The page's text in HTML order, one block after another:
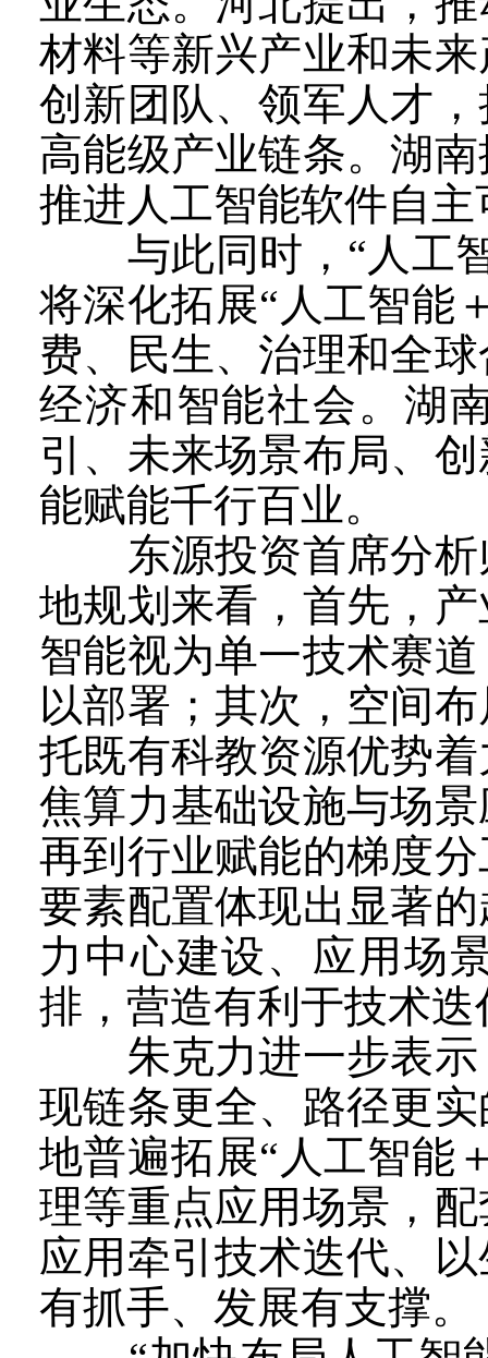
材料等新兴产业和未
创新团队、领军人才
高能级产业链条。湖
推进人工智能软件自
与此同时，“人工智
将深化拓展“人工智能
费、民生、治理和全
经济和智能社会。湖
引、未来场景布局、
能赋能千行百业。
东源投资首席分析
地规划来看，首先，
智能视为单一技术赛
以部署；其次，空间
托既有科教资源优势
焦算力基础设施与场
再到行业赋能的梯度
要素配置体现出显著
力中心建设、应用场
排，营造有利于技术
朱克力进一步表示
现链条更全、路径更
地普遍拓展“人工智能
理等重点应用场景，
应用牵引技术迭代、
有抓手、发展有支撑。